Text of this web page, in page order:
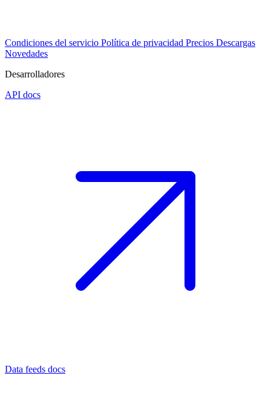
Condiciones del servicio Política de privacidad Precios Descargas
Novedades
Desarrolladores
API docs
Data feeds docs